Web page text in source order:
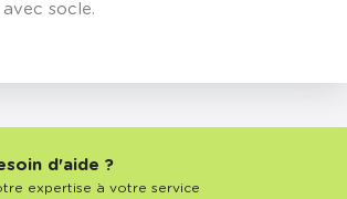
avec socle.
d'aide ?
expertise à votre service